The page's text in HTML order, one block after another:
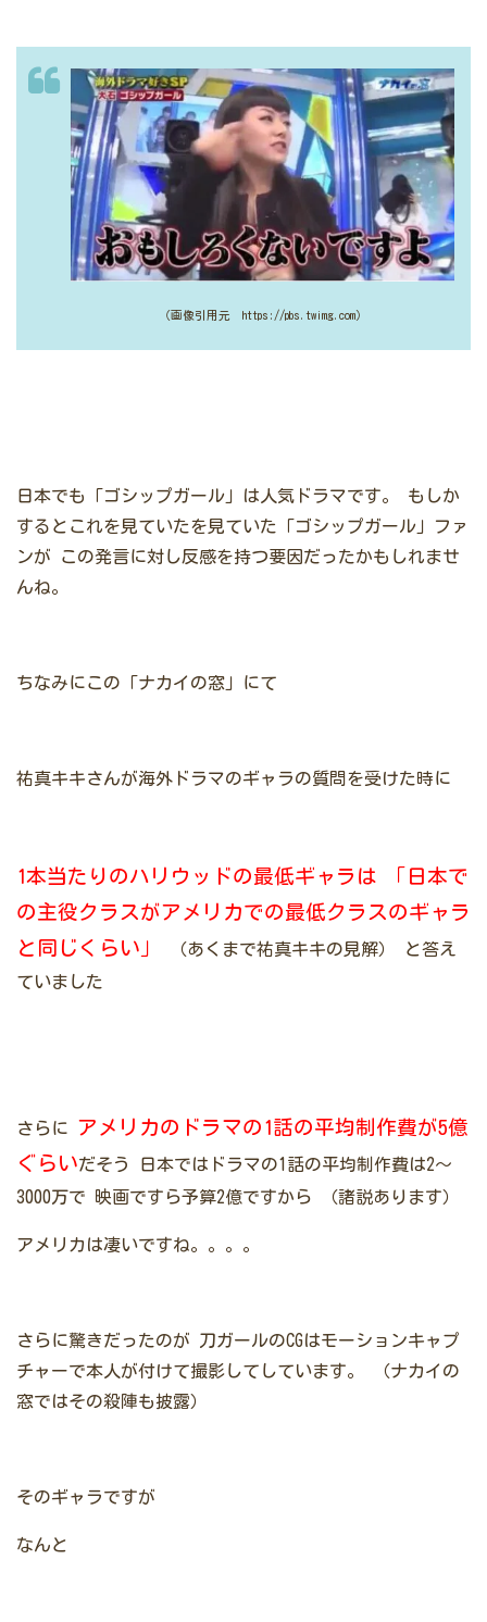
（画像引用元 https://pbs.twimg.com）
日本でも「ゴシップガール」は人気ドラマです。
もしか
するとこれを見ていたを見ていた「ゴシップガール」ファ
ンが この発言に対し反感を持つ要因だったかもしれませ
んね。
ちなみにこの「ナカイの窓」にて
祐真キキさんが海外ドラマのギャラの質問を受けた時に
1本当たりのハリウッドの最低ギャラは
「日本で
の主役クラスがアメリカでの最低クラスのギャラ
と同じくらい」
（あくまで祐真キキの見解）
と答え
ていました
さらに
アメリカのドラマの1話の平均制作費が5億
ぐらいだそう
日本ではドラマの1話の平均制作費は2～
3000万で 映画ですら予算2億ですから （諸説あります）
アメリカは凄いですね。。。。
さらに驚きだったのが 刀ガールのCGはモーションキャプ
チャーで本人が付けて撮影してしています。
（ナカイの
窓ではその殺陣も披露）
そのギャラですが
なんと